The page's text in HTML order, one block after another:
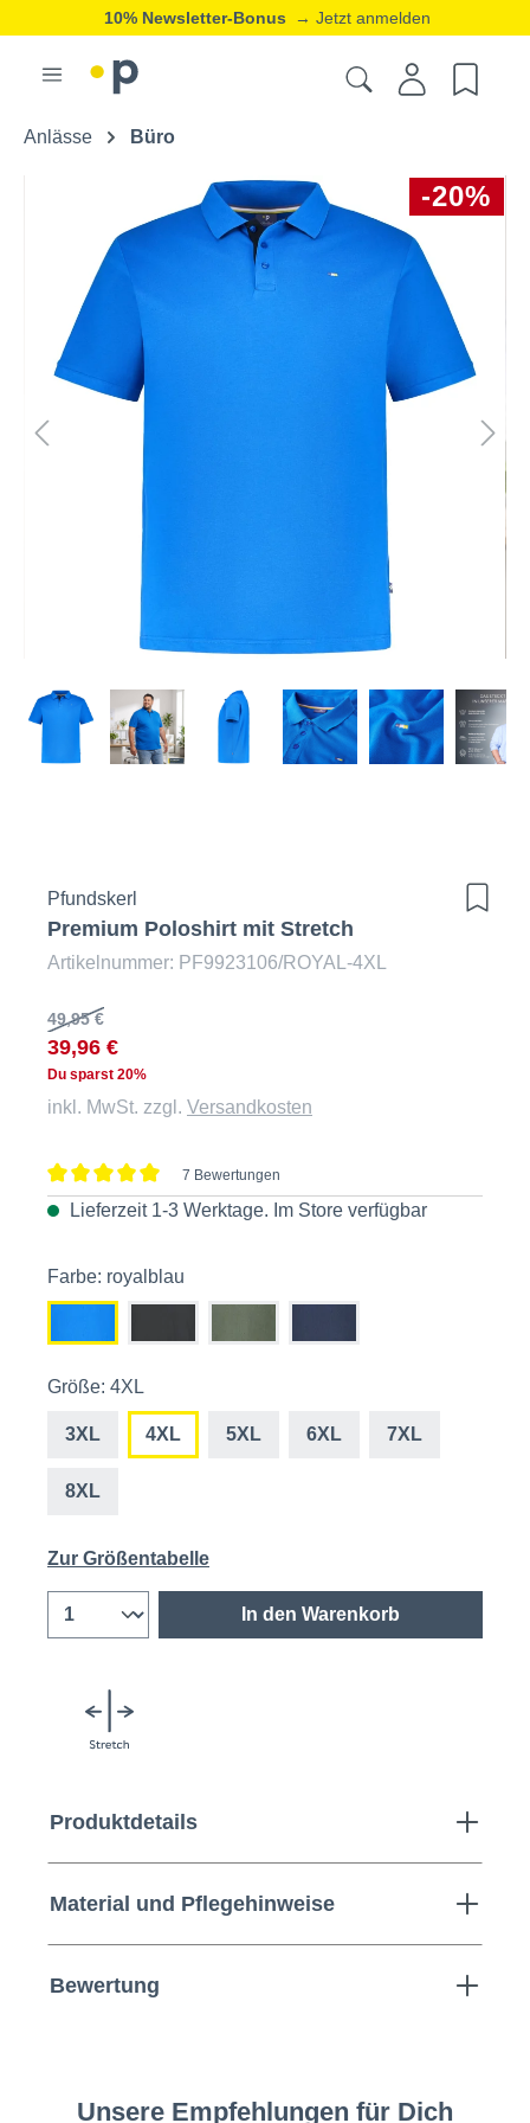
10% Newsletter-Bonus → Jetzt anmelden
Anlässe Büro
-20%
Pfundskerl
Premium Poloshirt mit Stretch
Artikelnummer: PF9923106/ROYAL-4XL
49,95 €
39,96 €
Du sparst 20%
inkl. MwSt. zzgl. Versandkosten
Durchschnittliche Bewertung von 5 von 5 Sternen
7 Bewertungen
Lieferzeit 1-3 Werktage. Im Store verfügbar
Farbe: royalblau
Größe: 4XL
3XL 4XL 5XL 6XL 7XL
8XL
Zur Größentabelle
In den Warenkorb
Produktdetails
Material und Pflegehinweise
Bewertung
Unsere Empfehlungen für Dich